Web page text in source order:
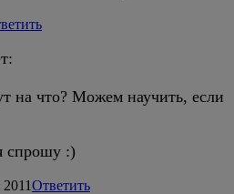
на что? Можем научить, если
спрошу :)
Ответить